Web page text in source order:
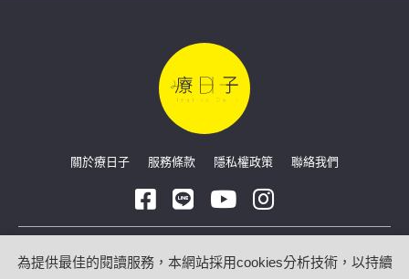
關於療日子 服務條款 隱私權政策 聯絡我們
Copyright © 2026 療日子 HealingDaily
為提供最佳的閱讀服務，本網站採用cookies分析技術，以持續